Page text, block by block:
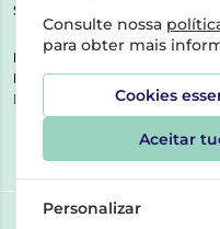
Sesimbra, Oeiras e Lisboa.
Direção Técnica:
Dra.
NIPC:513064133 | ASPAS E
Rua dos Castanheiros 5 AB
Consulte nossa
para obter mais
Cookies
Aceitar
Personalizar